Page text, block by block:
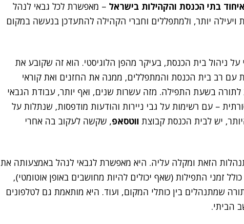
איחוד בתי הכנסת והקהילות בישראל – מאפשרת לכל גבאי לנהל
יותר, ולמתפללים וחברי הקהילה להתעדכן בנעשה במקום
ניהול בית הכנסת, בעיקר מהפן הלוגיסטי. הוא זה שקובע את
עם רב בית הכנסת והמתפללים, ממנה את החזנים ואת קוראי
בשעת התפילה. מזה עשרות שנים, ואף יותר, עבודת הגבאי
– עם רשימות על גבי ניירות והודעות מודפסות, שנתלות על
יש לבית הכנסת קבוצת ווטסאפ, שקשה לעקוב בה אחרי
הזאת ומקלה עליה. היא מאפשרת לגבאי לנהל באמצעותה את
זמני התפילות (שאף יכולים להיות מחושבים באופן אוטומטי),
שמתנהלים בין כותלי המקום, ועוד. היא מותאמת גם לטלפונים
הביתי.